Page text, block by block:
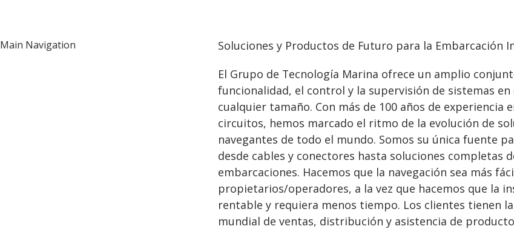
Main Navigation
Soluciones y Productos de Futuro para la Embarcación
El Grupo de Tecnología Marina ofrece un amplio
funcionalidad, el control y la supervisión de sistemas
cualquier tamaño. Con más de 100 años de
circuitos, hemos marcado el ritmo de la evolución de
navegantes de todo el mundo. Somos su única fuente
desde cables y conectores hasta soluciones completas
embarcaciones. Hacemos que la navegación sea más
propietarios/operadores, a la vez que hacemos que la
rentable y requiera menos tiempo. Los clientes tienen
mundial de ventas, distribución y asistencia de